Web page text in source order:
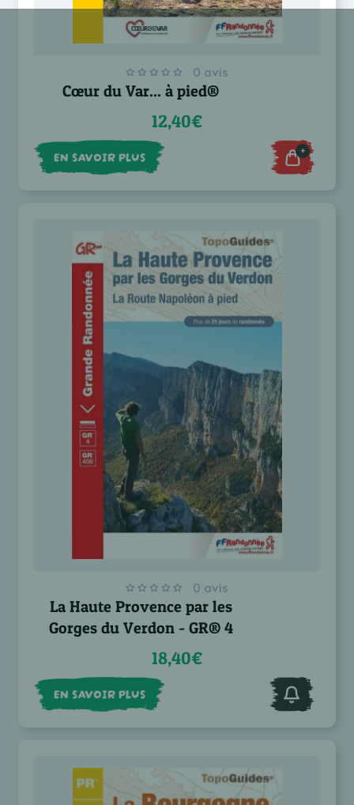
0 avis
Cœur du Var... à pied®
12,40€
EN SAVOIR PLUS +
0 avis
La Haute Provence par les
Gorges du Verdon - GR® 4
18,40€
EN SAVOIR PLUS